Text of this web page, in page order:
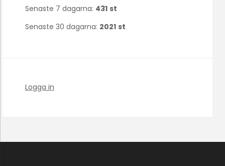
Senaste 7 dagarna: 431 st
Senaste 30 dagarna: 2021 st
Logga in